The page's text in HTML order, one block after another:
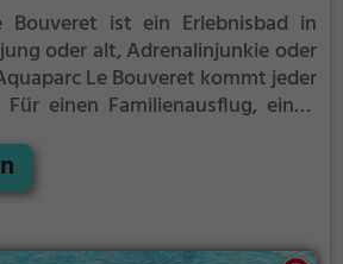
Bouveret ist ein Erlebnisbad in
oder alt, Adrenalinjunkie oder
Le Bouveret kommt jeder
einen Familienausflug, einen
genau die richtige Adresse.